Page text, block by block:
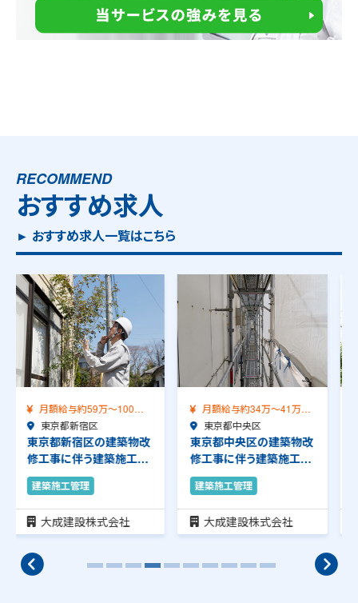
RECOMMEND
おすすめ求人
► おすすめ求人一覧はこちら
月額給与約34万～41万
（前職給与保証）…
東京都中央区
東京都中央区の建築物改
修工事に伴う建築施工管
理のお仕事です。…
建築施工管理
大成建設株式会社
月額給与約42万～58万
（前職給与保証）…
東京都中央区
東京都中央区の建築物改
修工事に伴う建築施工管
理のお仕事です。…
建築施工管理
大成建設株式会社